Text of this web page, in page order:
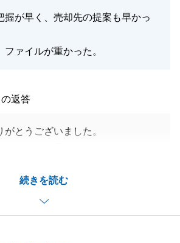
握が早く、売却先の提案も早かっ
ァイルが重かった。
続きを読む
返答
とうございました。
ご送付方法等を工夫させて頂きま